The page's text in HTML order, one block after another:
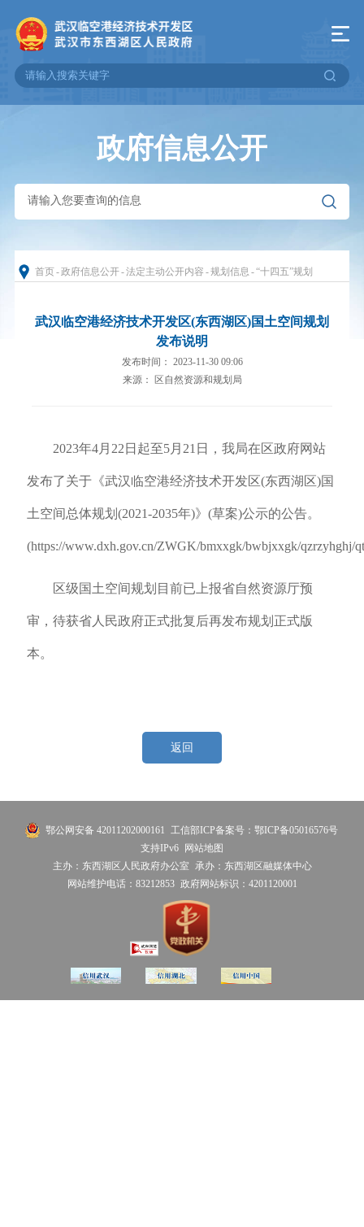
政府信息公开
首页-政府信息公开-法定主动公开内容 -规划信息 -“十四五”规划
武汉临空港经济技术开发区(东西湖区)国土空间规划
发布说明
发布时间： 2023-11-30 09:06
来源： 区自然资源和规划局
2023年4月22日起至5月21日，我局在区政府网站
发布了关于《武汉临空港经济技术开发区(东西湖区)国
土空间总体规划(2021-2035年)》(草案)公示的公告。
(https://www.dxh.gov.cn/ZWGK/bmxxgk/bwbjxxgk/qzrzyhghj/
区级国土空间规划目前已上报省自然资源厅预
审，待获省人民政府正式批复后再发布规划正式版
本。
返回
鄂公网安备 42011202000161
工信部ICP备案号：鄂ICP备05016576号
支持IPv6 网站地图
主办：东西湖区人民政府办公室
承办：东西湖区融媒体中心
网站维护电话：83212853 政府网站标识：4201120001